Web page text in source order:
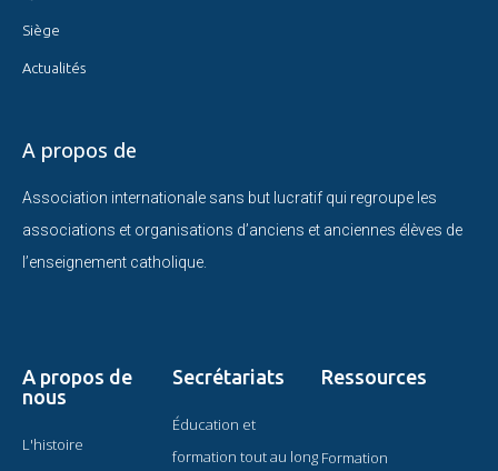
Siège
Actualités
A propos de
Association internationale sans but lucratif qui regroupe les
associations et organisations d’anciens et anciennes élèves de
l’enseignement catholique.
A propos de
nous
L'histoire
Secrétariats
Éducation et
formation tout au long
Ressources
Formation